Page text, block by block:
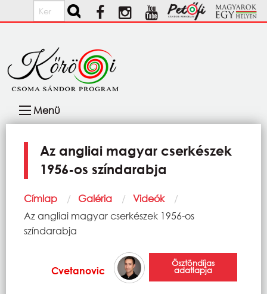
Ugrás a tartalomra
Keresés
navigáció
Menü
Az angliai magyar cserkészek
1956-os színdarabja
Morzsa
Címlap Galéria
Videók
Current:
Az angliai magyar cserkészek 1956-os
színdarabja
Cvetanovic
Ösztöndíjas
adatlapja